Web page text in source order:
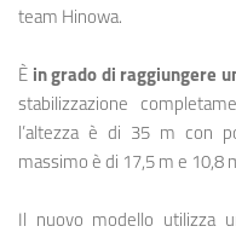
team Hinowa.
È in grado di raggiungere
stabilizzazione
l’altezza è di 35 m con
massimo è di 17,5 m e 10,8
Il nuovo modello utilizza